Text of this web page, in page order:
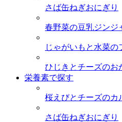
さば缶ねぎおにぎり
春野菜の豆乳ジンジ
じゃがいもと水菜の
ひじきとチーズのお
栄養素で探す
桜えびとチーズのカ
さば缶ねぎおにぎり